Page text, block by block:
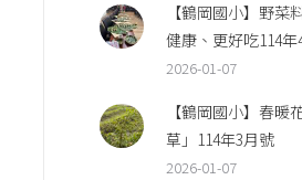
【鶴岡國小】野菜
健康、更好吃114年
2026-01-07
【鶴岡國小】春暖
草」114年3月號
2026-01-07